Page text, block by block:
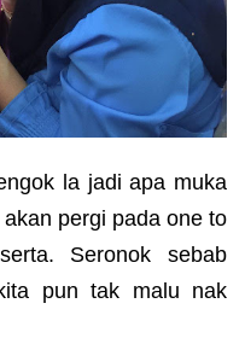
la jadi apa muka
pergi pada one to
Seronok sebab
pun tak malu nak